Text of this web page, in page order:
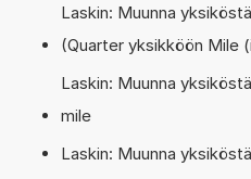
Laskin: Muunna
(Quarter yksikköön Mile
Laskin: Muunna
mile
Laskin: Muunna